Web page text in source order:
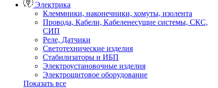
Электрика
Клеммники, наконечники, хомуты, изолента
Провода, Кабели, Кабеленесущие системы, СКС,
СИП
Реле, Датчики
Светотехнические изделия
Стабилизаторы и ИБП
Электроустановочные изделия
Электрощитовое оборудование
Показать все